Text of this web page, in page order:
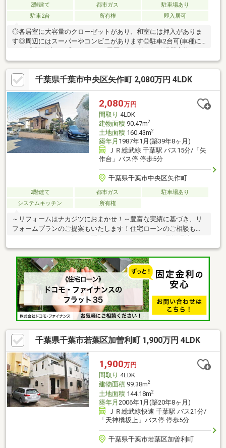
2階建て 都市ガス
駐車場あり
駐車2台
所有権 即入居可
◎各居室に大容量のクローゼットがあり、和室には押入がありま
す◎周辺にはスーパーやコンビニがあります◎駐車2台可(車種に
希望の住まい探しをお手伝いします ━━━━━・・・物件の詳
細・ご相談はお気軽にお問い合わせください。
千葉県千葉市中央区矢作町 2,080万円 4LDK
2,080万円
間取り 4LDK
建物面積90.47m2
土地面積160.43m2
築年月 1987年1月(築39年8ヶ月)
ＪＲ総武線 千葉駅 バス15分/「矢
作台」バス停 停歩5分
千葉県千葉市中央区矢作町
2階建て 都市ガス
駐車場あり
システムキッチン
所有権
～リフォームはナカジツにおまかせ！～豊富な実績に基づき、リ
フォームプランのご提案もいたします！住宅ローンのご相談も承
ブン-イレブン 千葉青葉町店／徒歩約10分／約800ｍオリンピック
千葉東店／徒歩約8分／約600ｍドラッグセイムス 星久喜店／徒歩
約10分／約750ｍ千葉市立青葉病院／徒歩約9分／約650ｍねだ公
園／徒歩約1分／約73ｍ□■交通■□総武線「千葉」駅、バスで約15
分総武線「千葉」駅、車で約12分京成バス「矢作台」停 徒歩約
5分京成電鉄千原線「千葉寺」駅 徒歩約25分
千葉県千葉市若葉区加曽利町 1,900万円 4LDK
1,900万円
間取り 4LDK
建物面積99.38m2
土地面積144.18m2
築年月 2006年1月(築20年8ヶ月)
ＪＲ総武線快速 千葉駅 バス21分/
「天神橋坂上」バス停 停歩5分
千葉県千葉市若葉区加曽利町